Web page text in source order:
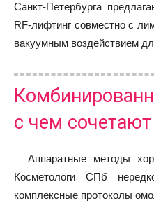
Санкт-Петербурга
RF-лифтинг совместно с
вакуумным воздействием
с чем
Аппаратные методы
Косметологи СПб
комплексные протоколы